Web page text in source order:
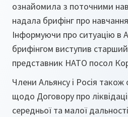
ознайомила з поточними
надала брифінг про
Інформуючи про ситуацію в
брифінгом виступив
представник НАТО посол
Члени Альянсу і Росія
щодо Договору про
середньої та малої